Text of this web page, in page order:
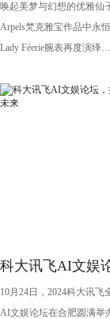
唤起美梦与幻想的优雅仙
Arpels梵克雅宝作品中永
Lady Féerie腕表再度演
科大讯飞AI文娱
时代文娱新未来
10月24日，2024科大讯飞
AI文娱论坛在合肥圆满举